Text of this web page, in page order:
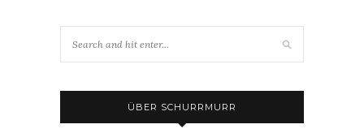
ÜBER SCHURRMURR